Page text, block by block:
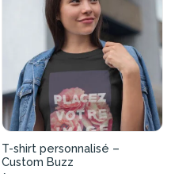
T-shirt personnalisé –
Custom Buzz